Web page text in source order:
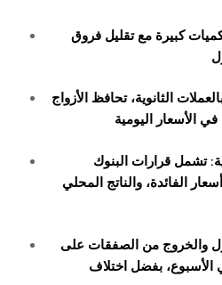
كبيرة مع تقليل فروق
الثانوية، تحافظ الأزواج
تشمل قرارات البنوك
الفائدة، والناتج المحلي
والخروج من الصفقات على
في الأسبوع، بفضل اختلاف